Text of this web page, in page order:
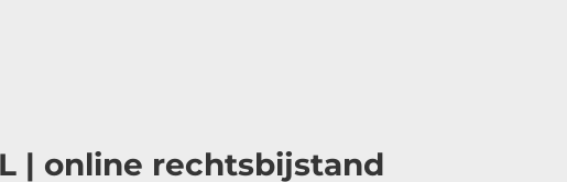
| online rechtsbijstand